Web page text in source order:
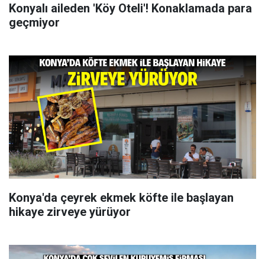
Konyalı aileden 'Köy Oteli'! Konaklamada para
geçmiyor
Konya'da çeyrek ekmek köfte ile başlayan
hikaye zirveye yürüyor